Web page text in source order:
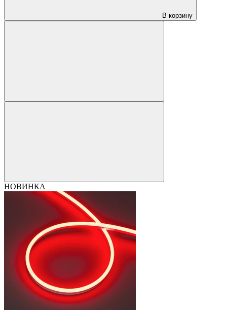
В корзину
НОВИНКА